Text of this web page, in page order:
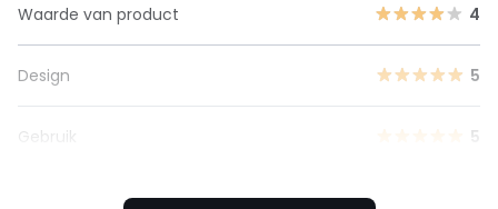
Waarde van product
4
Design 5
Gebruik 5